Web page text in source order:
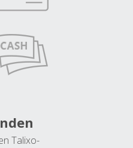
Talixo-